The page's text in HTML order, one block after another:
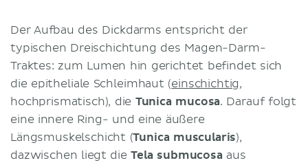
Der Aufbau des Dickdarms entspricht der
typischen Dreischichtung des Magen-Darm-
Traktes: zum Lumen hin gerichtet befindet sich
die epitheliale Schleimhaut (einschichtig,
hochprismatisch), die Tunica mucosa. Darauf folgt
eine innere Ring- und eine äußere
Längsmuskelschicht (Tunica muscularis),
dazwischen liegt dieTela submucosa aus